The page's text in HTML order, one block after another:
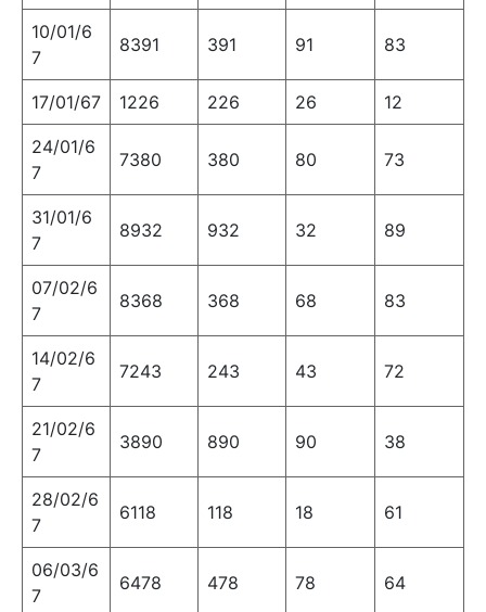
10/01/6
7
8391 391 91 83
17/01/67 1226 226 26 12
24/01/6
7
7380 380 80 73
31/01/6
7
8932 932 32 89
07/02/6
7
8368 368 68 83
14/02/6
7
7243 243 43 72
21/02/6
7
3890 890 90 38
28/02/6
7
6118 118 18 61
06/03/6
7
6478 478 78 64